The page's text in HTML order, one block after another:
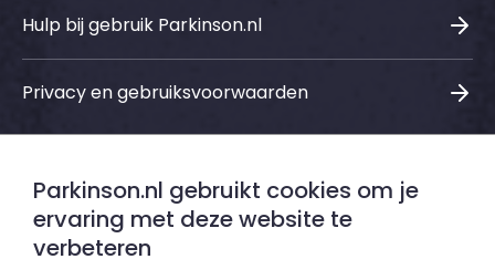
Hulp bij gebruik Parkinson.nl
Privacy en gebruiksvoorwaarden
Sociale media
Parkinson.nl gebruikt cookies om je
ervaring met deze website te
verbeteren